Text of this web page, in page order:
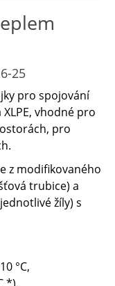
25
pro spojování
XLPE, vhodné pro
pro
z modifikovaného
trubice) a
žíly) s
°C,